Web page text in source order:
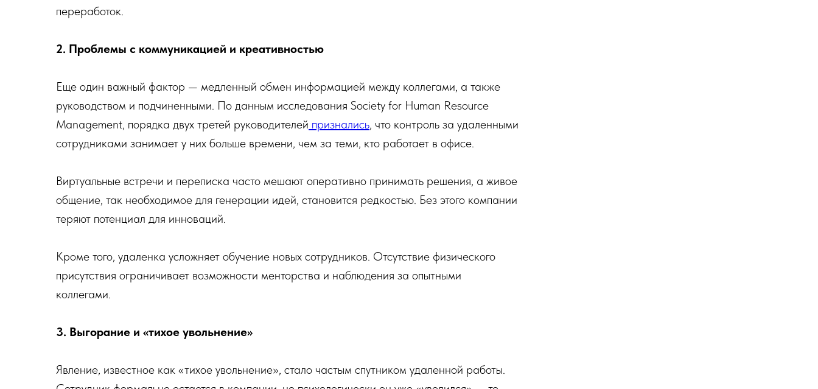
переработок.
2. Проблемы с коммуникацией и креативностью
Еще один важный фактор — медленный обмен информацией между коллегами, а также
руководством и подчиненными. По данным исследования Society for Human Resource
Management, порядка двух третей руководителей признались, что контроль за удаленными
сотрудниками занимает у них больше времени, чем за теми, кто работает в офисе.
Виртуальные встречи и переписка часто мешают оперативно принимать решения, а живое
общение, так необходимое для генерации идей, становится редкостью. Без этого компании
теряют потенциал для инноваций.
Кроме того, удаленка усложняет обучение новых сотрудников. Отсутствие физического
присутствия ограничивает возможности менторства и наблюдения за опытными
коллегами.
3. Выгорание и «тихое увольнение»
Явление, известное как «тихое увольнение», стало частым спутником удаленной работы.